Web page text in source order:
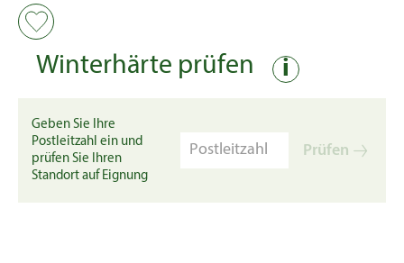
Winterhärte prüfen i
Geben Sie Ihre
Postleitzahl ein und
prüfen Sie Ihren
Standort auf Eignung
Prüfen